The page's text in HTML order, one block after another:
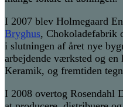
I 2007 blev Holmegaard
Bryghus, Chokoladefabrik
i slutningen af året nye
arbejdende værksted og
Keramik, og fremtiden
I 2008 overtog Rosendahl